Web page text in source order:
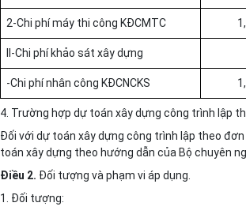
2-Chi phí máy thi công KĐCMTC
II-Chi phí khảo sát xây dựng
-Chi phí nhân công KĐCNCKS
4. Trường hợp dự toán xây dựng công trình lập
Đối với dự toán xây dựng công trình lập theo
toán xây dựng theo hướng dẫn của Bộ chuyên
Điều 2. Đối tượng và phạm vi áp dụng.
1. Đối tượng: